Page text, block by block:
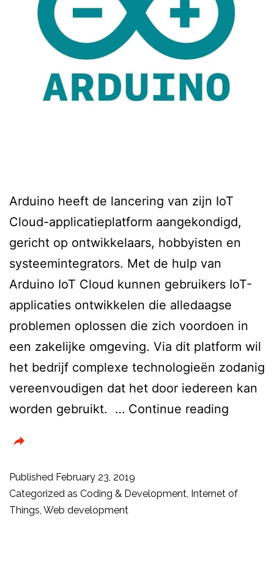
Arduino heeft de lancering van zijn IoT
Cloud-applicatieplatform aangekondigd,
gericht op ontwikkelaars, hobbyisten en
systeemintegrators. Met de hulp van
Arduino IoT Cloud kunnen gebruikers IoT-
applicaties ontwikkelen die alledaagse
problemen oplossen die zich voordoen in
een zakelijke omgeving. Via dit platform wil
het bedrijf complexe technologieën zodanig
vereenvoudigen dat het door iedereen kan
worden gebruikt. … Continue reading
beta
Published February 23, 2019
Categorized as Coding & Development, Internet of
Things, Web development